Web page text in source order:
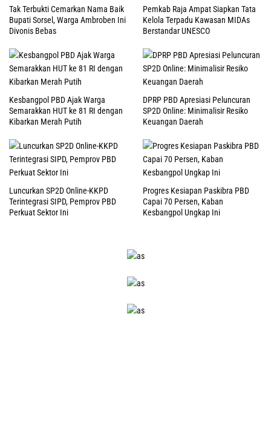
Tak Terbukti Cemarkan Nama Baik
Bupati Sorsel, Warga Ambroben Ini
Divonis Bebas
Pemkab Raja Ampat Siapkan Tata
Kelola Terpadu Kawasan MIDAs
Berstandar UNESCO
Kesbangpol PBD Ajak Warga
Semarakkan HUT ke 81 RI dengan
Kibarkan Merah Putih
DPRP PBD Apresiasi Peluncuran
SP2D Online: Minimalisir Resiko
Keuangan Daerah
Luncurkan SP2D Online-KKPD
Terintegrasi SIPD, Pemprov PBD
Perkuat Sektor Ini
Progres Kesiapan Paskibra PBD
Capai 70 Persen, Kaban
Kesbangpol Ungkap Ini